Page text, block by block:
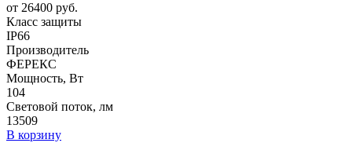
от 26400 руб.
Класс защиты
IP66
Производитель
ФЕРЕКС
Мощность, Вт
104
Световой поток, лм
13509
В корзину